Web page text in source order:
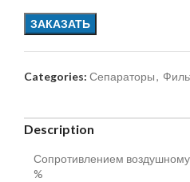
ЗАКАЗАТЬ
Categories: Сепараторы,
Description
Сопротивлением воздушному
%